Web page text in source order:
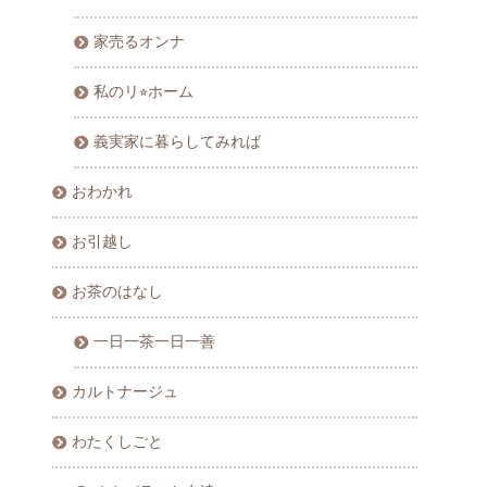
家売るオンナ
私のリ⭐︎ホーム
義実家に暮らしてみれば
おわかれ
お引越し
お茶のはなし
一日一茶一日一善
カルトナージュ
わたくしごと